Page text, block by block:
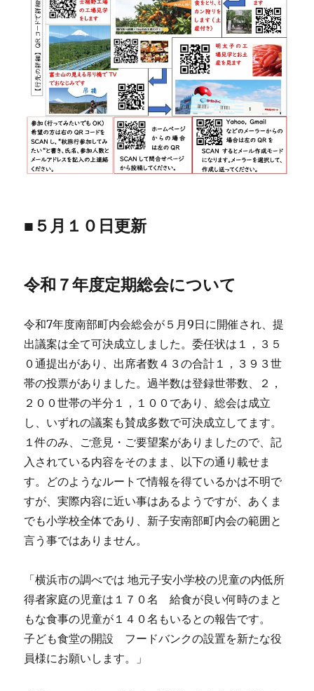
■５月１０日更新
令和７年度定期総会について
令和7年度南部町内会総会が５月9日に開催され、提
出議案は全て可決成立しました。委任状は１，３５
０通提出があり、出席者数４３の合計１，３９３世
帯の投票がありました。過半数は登録世帯数、２，
２００世帯の半分１，１００であり、総会は成立
し、いずれの議案も賛成多数で可決成立してます。
１件のみ、ご意見・ご要望案がありましたので、記
入されている内容をそのまま、以下の通り載せま
す。どのようなルートで情報を得ているかは不明で
すが、実際内容に近い事はあるようですが、あくま
でも小学校全体であり、新子安南部町内会の範囲と
言う事ではありません。
「横浜市の調べでは 地元子安小学校の児童の内低所
得者家庭の児童は１７０名 給食が良い何時のまと
もな食事の児童が１４０名もいるとの報告です。
子ども食堂の開設 フードバンクの設置を新たな役
員様にお願いします。」